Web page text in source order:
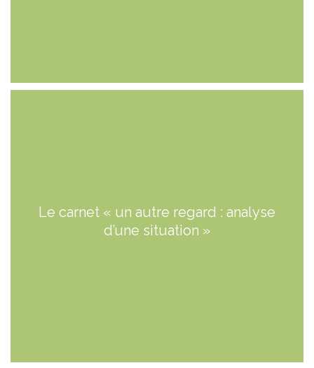
Le carnet « un autre regard : analyse
d’une situation »